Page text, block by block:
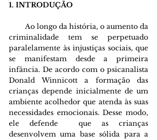
1. INTRODUÇÃO
criminalidade tem se perpetuado
paralelamente às injustiças sociais, que
se manifestam desde a primeira
infância. De acordo com o psicanalista
Donald Winnicott a formação das
crianças depende inicialmente de um
ambiente acolhedor que atenda às suas
necessidades emocionais. Desse modo,
ele defende  que as crianças
desenvolvem uma base sólida para a